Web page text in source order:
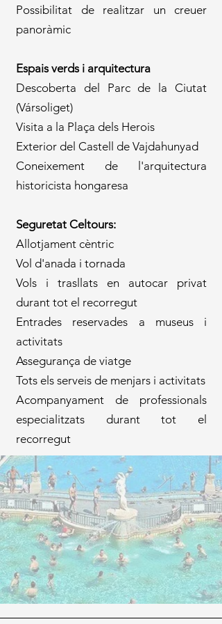
Possibilitat de realitzar un creuer
panoràmic
Espais verds i arquitectura
Descoberta del Parc de la Ciutat
(Vársoliget)
Visita a la Plaça dels Herois
Exterior del Castell de Vajdahunyad
Coneixement de l'arquitectura
historicista hongaresa
Seguretat Celtours:
Allotjament cèntric
Vol d'anada i tornada
Vols i trasllats en autocar privat
durant tot el recorregut
Entrades reservades a museus i
activitats
Assegurança de viatge
Tots els serveis de menjars i activitats
Acompanyament de professionals
especialitzats durant tot el
recorregut